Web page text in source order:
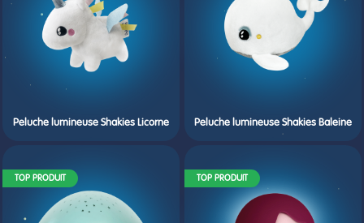
Peluche lumineuse Shakies Licorne Peluche lumineuse Shakies Baleine
TOP PRODUIT TOP PRODUIT